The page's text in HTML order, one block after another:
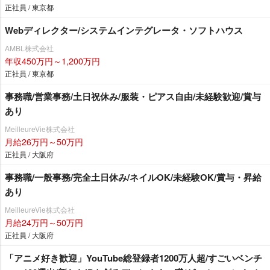
正社員 / 東京都
Webディレクター/システムインテグレータ・ソフトハウス
AMBL株式会社
年収450万円～1,200万円
正社員 / 東京都
事務職/営業事務/土日祝休み/服装・ピアス自由/未経験歓迎/賞与
あり
MeilleureVie株式会社
月給26万円～50万円
正社員 / 大阪府
事務職/一般事務/完全土日休み/ネイルOK/未経験OK/賞与・昇給
あり
MeilleureVie株式会社
月給24万円～50万円
正社員 / 大阪府
「アニメ好き歓迎」YouTube総登録者1200万人超/すごいベンチ